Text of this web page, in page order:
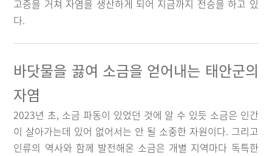
고증을 거쳐 자염을 생산하게 되어 지금까지 전승을 하고 있
다.
바닷물을 끓여 소금을 얻어내는 태안군의
자염
2023년 초, 소금 파동이 있었던 것에 알 수 있듯 소금은 인간
이 살아가는데 있어 없어서는 안 될 소중한 자원이다. 그리고
인류의 역사와 함께 발전해온 소금은 개별 지역마다 독특한